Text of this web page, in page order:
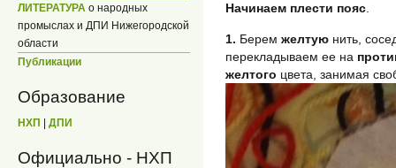
ЛИТЕРАТУРА о народных
промыслах и ДПИ Нижегородской
области
Публикации
Образование
НХП | ДПИ
Официально - НХП
Начинаем плести пояс.
1. Берем желтую нить,
перекладываем ее на
желтого цвета, занимая